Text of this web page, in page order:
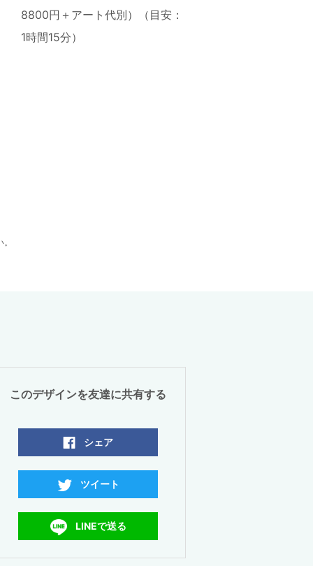
8800円＋アート代別）（目安：
1時間15分）
このデザインを友達に共有する
シェア
ツイート
LINEで送る